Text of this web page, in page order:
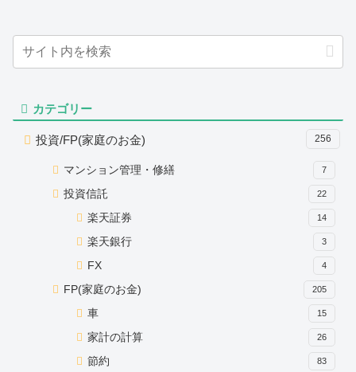
カテゴリー
投資/FP(家庭のお金) 256
マンション管理・修繕 7
投資信託 22
楽天証券 14
楽天銀行 3
FX 4
FP(家庭のお金) 205
車 15
家計の計算 26
節約 83